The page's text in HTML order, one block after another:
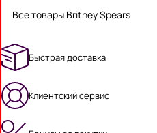
Все товары Britney Spears
Быстрая доставка
Клиентский сервис